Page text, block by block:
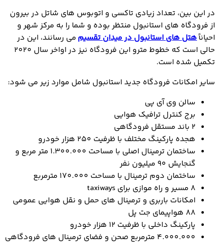
در این بین، تعداد زیادی تاکسی و اتوبوس های شاتل در بیرون
از فرودگاه های استانبول منتظر بوده و شما را به مرکز شهر و
احیاناًهتل های استانبول در میدان تقسیم می رسانند، این در
حالی است که خطوط مترو این فرودگاه نیز در اواخر سال 2020
تکمیل شده است.
سایر امکانات فرودگاه جدید استانبول شامل موارد زیر می شود:
سالن وی آی پی
برج کنترل ترافیک هوایی
2 باند مستقل فرودگاهی
هجده پارکینگ مختلف با ظرفیت 250 هزار خودرو
ساختمان ترمینال اصلی با مساحت 1.300.000 متر مربع و
گنجایش 90 میلیون نفر
ساختمان دوم ترمینال با مساحت 170.000 مترمربع
8 مسیر و راه موازی برای taxiways
امکانات باربری و ترمینال های حمل و نقل هوایی عمومی
88 هواپیمای جت پل
پارکینگ داخلی با ظرفیت 12 هزار خودرو
4.000.000 مترمربع صحن و فضای ترمینال های فرودگاهی